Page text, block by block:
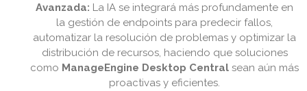
Avanzada: La IA se integrará más profundamente en
la gestión de endpoints para predecir fallos,
automatizar la resolución de problemas y optimizar la
distribución de recursos, haciendo que soluciones
como ManageEngine Desktop Central sean aún más
proactivas y eficientes.